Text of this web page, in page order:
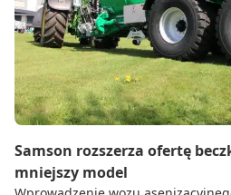
Do zbioru
Rolnictwo precyzyjne
Dealerzy
Ze świata techniki rolniczej
Samson rozszerza ofertę
mniejszy model